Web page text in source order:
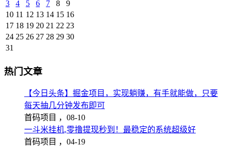
3
4 5 6 7 8
9
10 11 12 13 14 15 16
17 18 19 20 21 22 23
24 25 26 27 28 29 30
31
热门文章
【今日头条】掘金项目，实现躺赚，有手就能做，只要
每天抽几分钟发布即可
首码项目 ， 08-10
一斗米挂机,零撸提现秒到！最稳定的系统超级好
首码项目 ， 04-19